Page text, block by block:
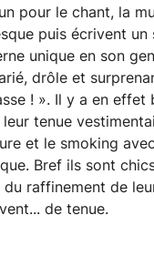
pour le chant, la
puis écrivent un
unique en son
drôle et
! ». Il y a en effet
leur tenue
et le smoking
Bref ils sont
du raffinement de
de tenue.